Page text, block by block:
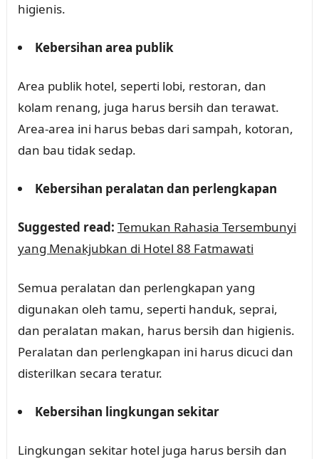
higienis.
Kebersihan area publik
Area publik hotel, seperti lobi, restoran, dan
kolam renang, juga harus bersih dan terawat.
Area-area ini harus bebas dari sampah, kotoran,
dan bau tidak sedap.
Kebersihan peralatan dan perlengkapan
Suggested read: Temukan Rahasia Tersembunyi
yang Menakjubkan di Hotel 88 Fatmawati
Semua peralatan dan perlengkapan yang
digunakan oleh tamu, seperti handuk, seprai,
dan peralatan makan, harus bersih dan higienis.
Peralatan dan perlengkapan ini harus dicuci dan
disterilkan secara teratur.
Kebersihan lingkungan sekitar
Lingkungan sekitar hotel juga harus bersih dan